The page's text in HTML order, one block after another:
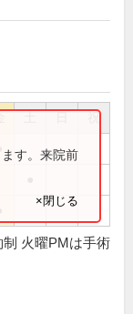
祝
す。来院前
×閉じる
制 火曜PMは手術